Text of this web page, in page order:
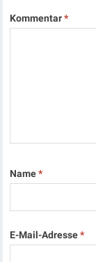
Kommentar*
Name*
E-Mail-Adresse*